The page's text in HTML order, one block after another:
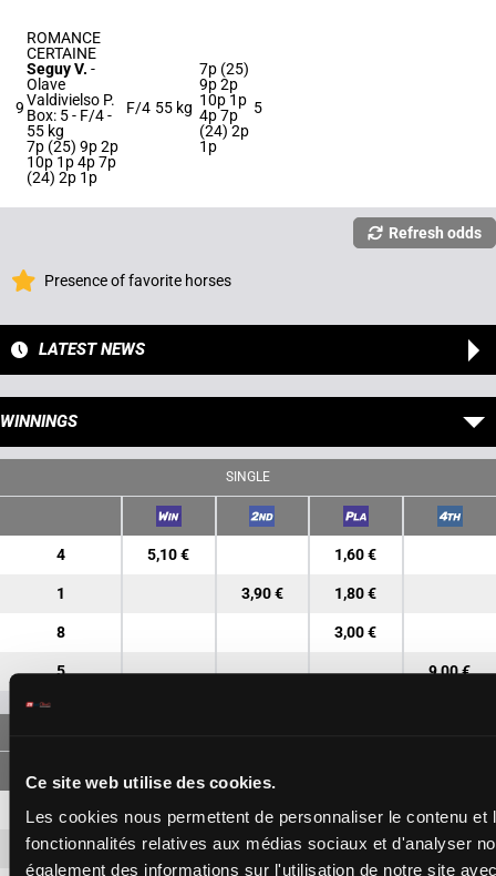
Ce site web utilise des cookies.
Les cookies nous permettent de personnaliser le contenu
fonctionnalités relatives aux médias sociaux et d'analyser
également des informations sur l'utilisation de notre site
9
ROMANCE
CERTAINE
Seguy V. -
Olave
Valdivielso P.
Box: 5 - F/4 -
55 kg
7p (25) 9p 2p
10p 1p 4p 7p
(24) 2p 1p
F/4 55 kg
7p (25)
9p 2p
10p 1p
4p 7p
(24) 2p
1p
5
Refresh odds
Presence of favorite horses
LATEST NEWS
WINNINGS
SINGLE
4 5,10 € 1,60 €
1 3,90 € 1,80 €
8 3,00 €
5 9,00 €
8,70 € 2,90 €
4-8 6,30 €